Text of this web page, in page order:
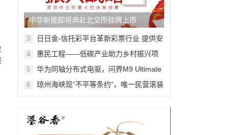
中华新能即将奔赴北交所挂牌上市
3
日日金-信托彩平台革新彩票行业 提供安
4
惠民工程——低碳产业助力乡村振兴项
5
华为同轴分布式电驱，问界M9 Ultimate
6
琼州海峡现“不平等条约”，唯一民营滚装